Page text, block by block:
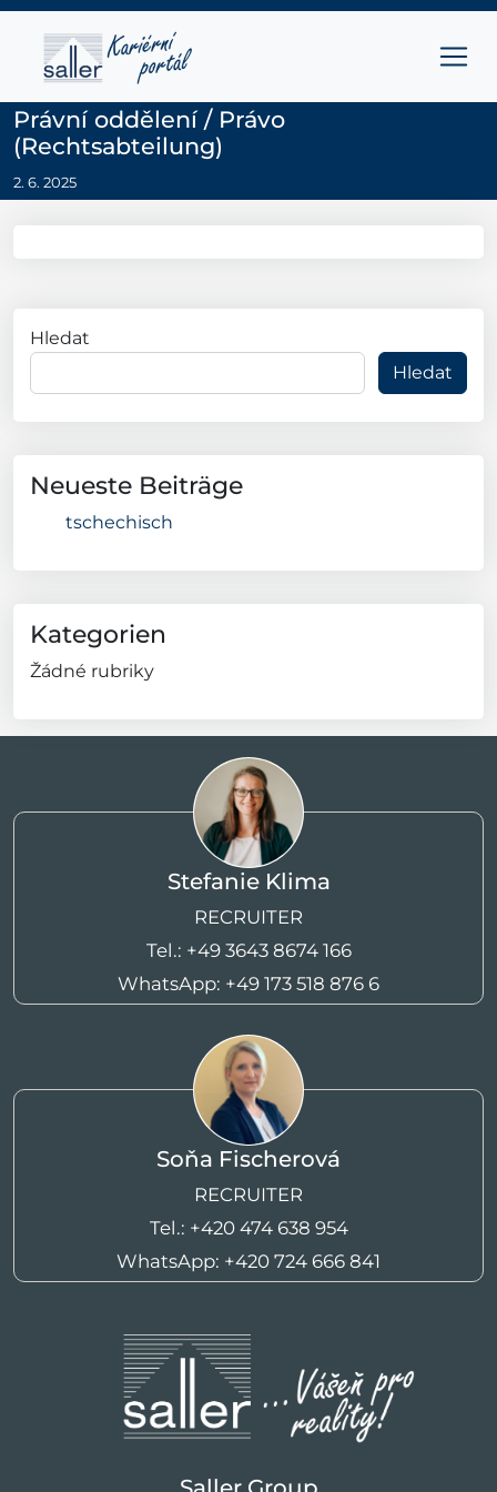
Přejít na obsah
Hlavní navigace
Právní oddělení / Právo
(Rechtsabteilung)
2. 6. 2025
Hledat
Hledat
Neueste Beiträge
tschechisch
Kategorien
Žádné rubriky
Stefanie Klima
RECRUITER
Tel.: +49 3643 8674 166
WhatsApp: +49 173 518 876 6
Soňa Fischerová
RECRUITER
Tel.: +420 474 638 954
WhatsApp: +420 724 666 841